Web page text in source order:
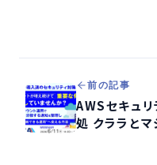
前の記事
AWSセキュ
処 クララと